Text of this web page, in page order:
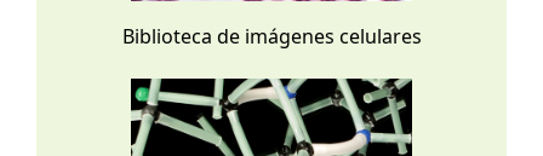
Biblioteca de imágenes celulares